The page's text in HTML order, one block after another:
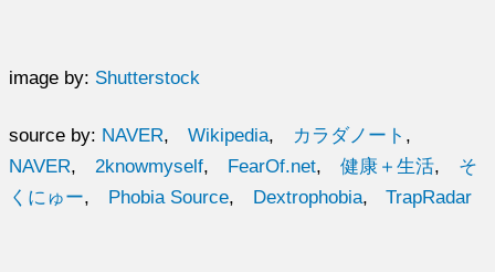
image by: Shutterstock
source by: NAVER,Wikipedia, カラダノート ,
NAVER, 2knowmyself, FearOf.net,健康＋生活, そ
くにゅー, Phobia Source, Dextrophobia,TrapRadar